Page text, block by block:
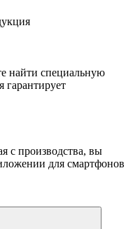
найти специальную
гарантирует
с производства, вы
для смартфонов